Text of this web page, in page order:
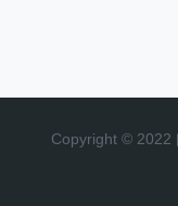
Copyright © 2022